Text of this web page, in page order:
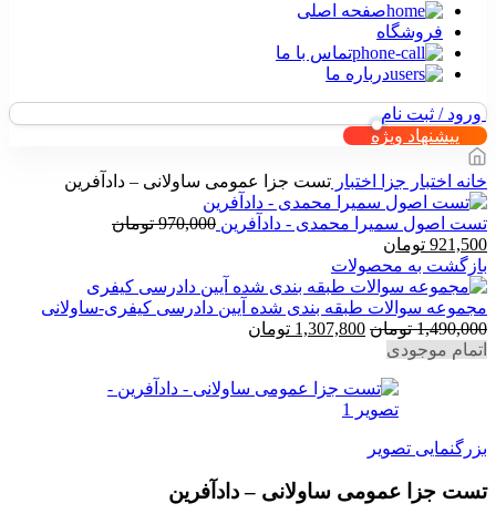
صفحه اصلی
فروشگاه
تماس با ما
درباره ما
ورود / ثبت نام
پیشنهاد ویژه
خانه اختبار جزا اختبار تست جزا عمومی ساولانی – دادآفرین
تست اصول سمیرا محمدی - دادآفرین 970,000 تومان
قیمت
اصلی
970,000 تومان
بود.
921,500 تومان
فعلی
921,500 تومان
است.
بازگشت به محصولات
مجموعه سوالات طبقه بندی شده آیین دادرسی کیفری-ساولانی
1,490,000 تومان قیمت
بود.
1,307,800 تومان
است.
اتمام موجودی
بزرگنمایی تصویر
تست جزا عمومی ساولانی – دادآفرین